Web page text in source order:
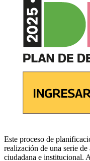
Este proceso de
realización de una serie
ciudadana e institucional.